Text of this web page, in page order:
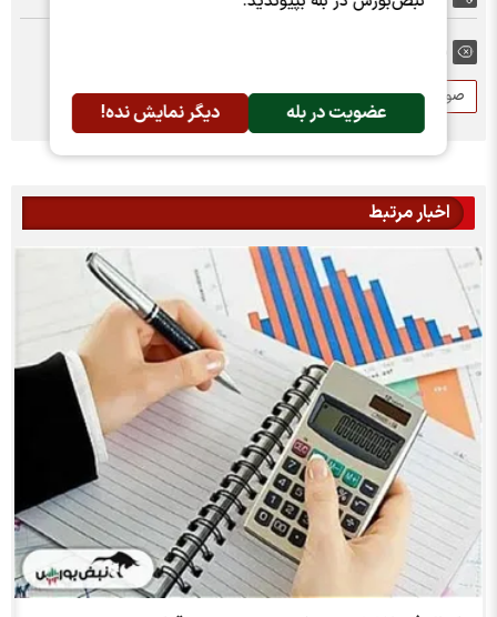
عضویت در بله دیگر نمایش نده!
صورت های مالی سود هر سهم فپنتا
اخبار مرتبط